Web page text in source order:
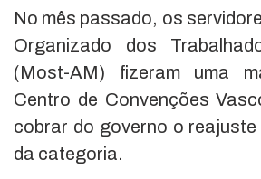
No mês passado, os
Organizado dos
(Most-AM) fizeram uma
Centro de Convenções
cobrar do governo o
da categoria.